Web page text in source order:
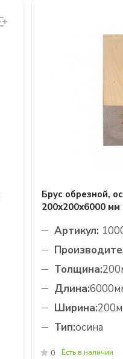
Брус обрезной,
200х200х6000 мм
Артикул:
Толщина:
Длина:
Ширина:
Тип:осина
0 Есть в наличии